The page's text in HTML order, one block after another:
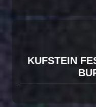
KUFSTEIN